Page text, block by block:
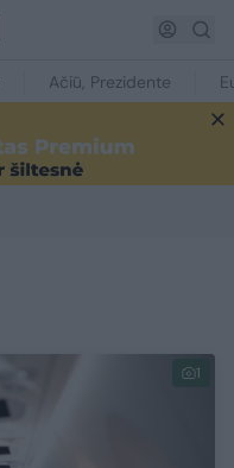
Ačiū, Prezidente
1